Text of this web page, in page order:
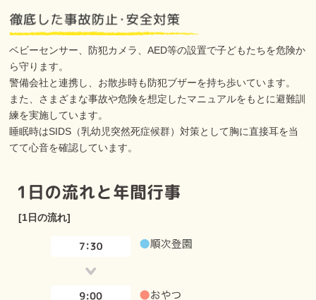
ベビーセンサー、防犯カメラ、AED等の設置で子どもたちを危険か
ら守ります。
警備会社と連携し、お散歩時も防犯ブザーを持ち歩いています。
また、さまざまな事故や危険を想定したマニュアルをもとに避難訓
練を実施しています。
睡眠時はSIDS（乳幼児突然死症候群）対策として胸に直接耳を当
てて心音を確認しています。
[1日の流れ]